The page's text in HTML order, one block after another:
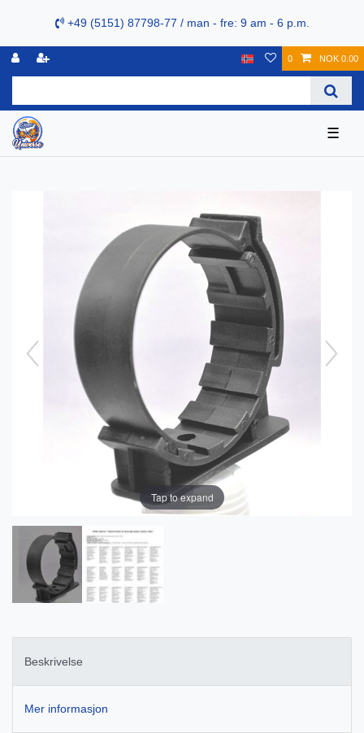
+49 (5151) 87798-77 / man - fre: 9 am - 6 p.m.
0 NOK 0.00
☰
Tap to expand
Beskrivelse
Mer informasjon